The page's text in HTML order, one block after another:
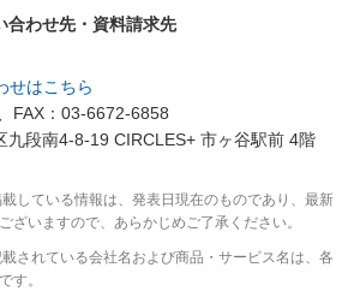
合わせ先・資料請求先
せはこちら
FAX：03-6672-6858
九段南4-8-19 CIRCLES+ 市ヶ谷駅前 4階
している情報は、発表日現在のものであり、最新
ざいますので、あらかじめご了承ください。
されている会社名および商品・サービス名は、各
す。